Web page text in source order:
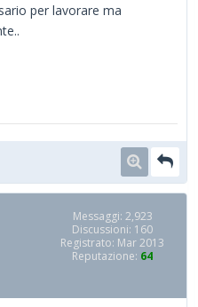
per lavorare ma
Messaggi: 2,923
Discussioni: 160
Registrato: Mar 2013
Reputazione: 64